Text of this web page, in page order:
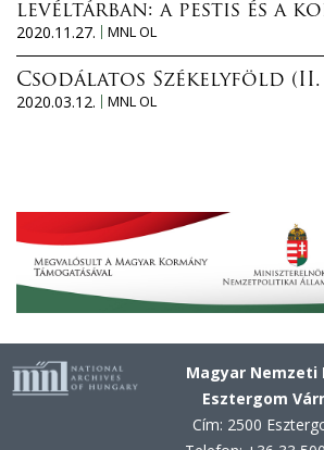
levéltárban: a pestis és a
2020.11.27.
MNL OL
Csodálatos Székelyföld (II.
2020.03.12.
MNL OL
Magyar Nemzeti
Esztergom
Cím: 2500